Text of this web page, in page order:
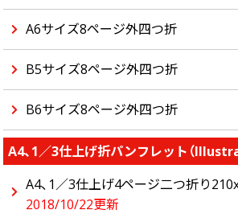
A6サイズ8ページ外四つ折
B5サイズ8ページ外四つ折
B6サイズ8ページ外四つ折
A4、1／3仕上げ折パンフレット（
A4、1／3仕上げ4ページ二つ折り
2018/10/22更新